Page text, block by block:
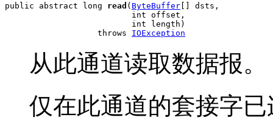
public abstract long read ( ByteBuffer [] dsts,
                          int offset,
                          int length)
                   throws
IOException
从此通道读取数据报。
仅在此通道的套接字